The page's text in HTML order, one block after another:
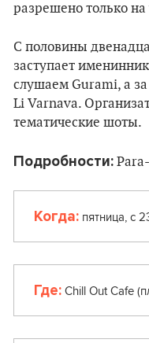
разрешено только на
С половины
заступает
слушаем Gurami, а
Li Varnava.
тематические шоты.
Подробности:
Когда: пятница, с
Где:Chill Out Cafe